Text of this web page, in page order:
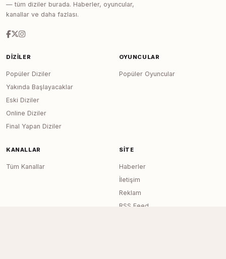
— tüm diziler burada. Haberler, oyuncular,
kanallar ve daha fazlası.
DIZILER
Popüler Diziler
Yakında Başlayacaklar
Eski Diziler
Online Diziler
Final Yapan Diziler
OYUNCULAR
Popüler Oyuncular
KANALLAR
Tüm Kanallar
SITE
Haberler
İletişim
Reklam
RSS Feed